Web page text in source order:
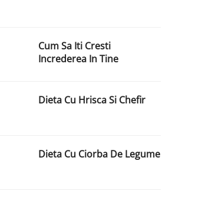
Cum Sa Iti Cresti
Increderea In Tine
Dieta Cu Hrisca Si Chefir
Dieta Cu Ciorba De Legume